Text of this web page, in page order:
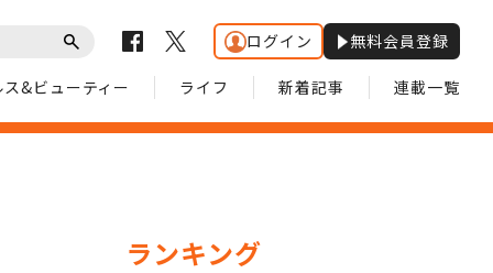
ログイン 無料会員登録
ス&ビューティー ライフ 新着記事 連載一覧
ランキング